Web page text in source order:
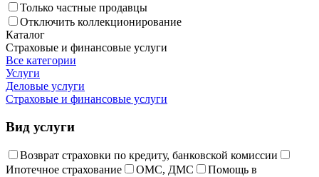
Только частные продавцы
Отключить коллекционирование
Каталог
Страховые и финансовые услуги
Все категории
Услуги
Деловые услуги
Страховые и финансовые услуги
Вид услуги
Возврат страховки по кредиту, банковской комиссии
Ипотечное страхование
ОМС, ДМС
Помощь в